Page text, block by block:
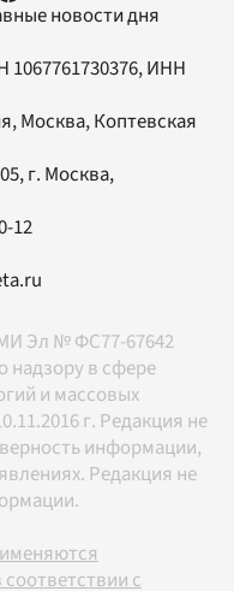
новости дня
1067761730376, ИНН
Москва, Коптевская
, г. Москва,
12
Эл № ФС77-67642
надзору в сфере
и массовых
г. Редакция не
информации,
Редакция не
с